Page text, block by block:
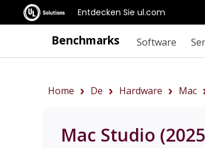
Entdecken Sie ul.com
Benchmarks Software
Home De Hardware Mac
Mac Studio